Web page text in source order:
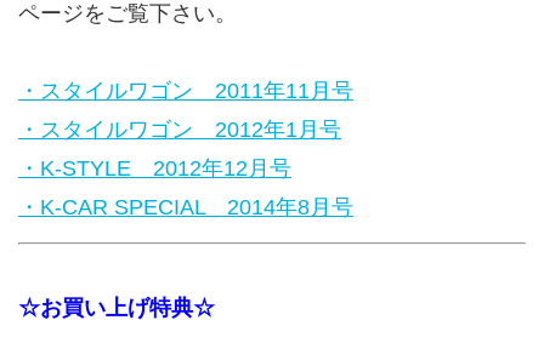
ページをご覧下さい。
・スタイルワゴン 2011年11月号
・スタイルワゴン 2012年1月号
・K-STYLE 2012年12月号
・K-CAR SPECIAL 2014年8月号
☆お買い上げ特典☆